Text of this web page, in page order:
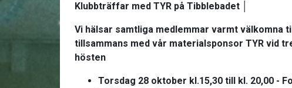
Klubbträffar med TYR på Tibblebadet
Vi hälsar samtliga medlemmar varmt välkomna
tillsammans med vår materialsponsor TYR vid
hösten
Torsdag 28 oktober kl.15,30 till kl. 20,00 -